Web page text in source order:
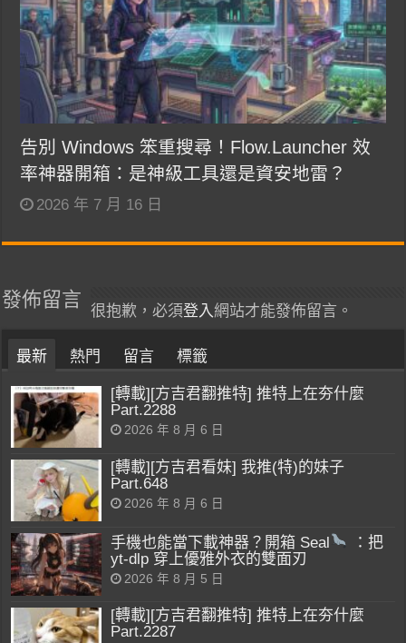
告別 Windows 笨重搜尋！Flow.Launcher 效
率神器開箱：是神級工具還是資安地雷？
2026 年 7 月 16 日
發佈留言
很抱歉，必須登入網站才能發佈留言。
最新 熱門 留言 標籤
[轉載][方吉君翻推特] 推特上在夯什麼
Part.2288
2026 年 8 月 6 日
[轉載][方吉君看妹] 我推(特)的妹子
Part.648
2026 年 8 月 6 日
手機也能當下載神器？開箱 Seal
：把
yt-dlp 穿上優雅外衣的雙面刃
2026 年 8 月 5 日
[轉載][方吉君翻推特] 推特上在夯什麼
Part.2287